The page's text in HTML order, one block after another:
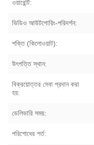
ওয়ারেন্টি:
ভিডিও আউটগোয়িং-পরিদর্শন:
শক্তি (কিলোওয়াট):
উৎপত্তি স্থান:
বিক্রয়োত্তর সেবা প্রদান করা
হয়:
ডেলিভারি সময়:
পরিশোধের শর্ত: